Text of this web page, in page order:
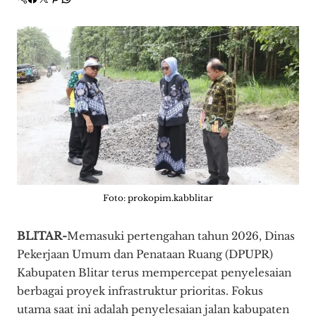
Foto: prokopim.kabblitar
BLITAR-Memasuki pertengahan tahun 2026, Dinas
Pekerjaan Umum dan Penataan Ruang (DPUPR)
Kabupaten Blitar terus mempercepat penyelesaian
berbagai proyek infrastruktur prioritas. Fokus
utama saat ini adalah penyelesaian jalan kabupaten